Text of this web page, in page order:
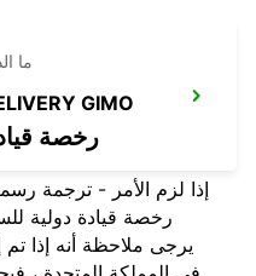
GIMO
ما
رخصة
إذا لزم الأمر - ترجمة
رخصة قيادة دولية
يرجى ملاحظة أنه إذا